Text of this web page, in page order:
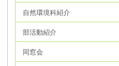
自然環境科紹介
部活動紹介
同窓会